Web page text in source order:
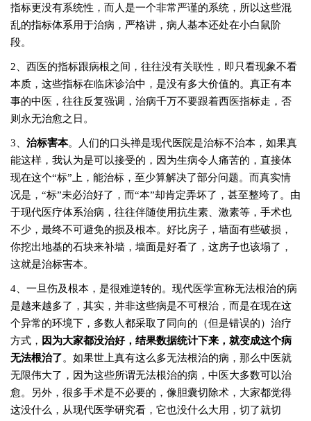
指标更没有系统性，而人是一个非常严谨的系统，所以这些混
乱的指标体系用于治病，严格讲，病人基本还处在小白鼠阶
段。
2、西医的指标跟病根之间，往往没有关联性，即只看现象不看
本质，这些指标在临床诊治中，是没有多大价值的。真正有本
事的中医，往往反复强调，治病千万不要跟着西医指标走，否
则永无治愈之日。
3、 治标害本。人们的口头禅是现代医院是治标不治本，如果真
能这样，我认为是可以接受的，因为生病令人痛苦的，直接体
现在这个“标”上，能治标，至少算解决了部分问题。而真实情
况是，“标”未必治好了，而“本”却肯定弄坏了，甚至整垮了。由
于现代医疗体系治病，往往伴随使用抗生素、激素等，手术也
不少，最终不可避免的损及根本。好比房子，墙面有些破损，
你挖出地基的石块来补墙，墙面是好看了，这房子也该塌了，
这就是治标害本。
4、一旦伤及根本，是很难逆转的。现代医学宣称无法根治的病
是越来越多了，其实，并非这些病是不可根治，而是在现在这
个异常的环境下，多数人都采取了同向的（但是错误的）治疗
方式， 因为大家都没治好，结果数据统计下来，就变成这个病
无法根治了。如果世上真有这么多无法根治的病，那么中医就
无限伟大了，因为这些所谓无法根治的病，中医大多数可以治
愈。另外，很多手术是不必要的，像胆囊切除术，大家都觉得
这没什么，从现代医学研究看，它也没什么大用，切了就切